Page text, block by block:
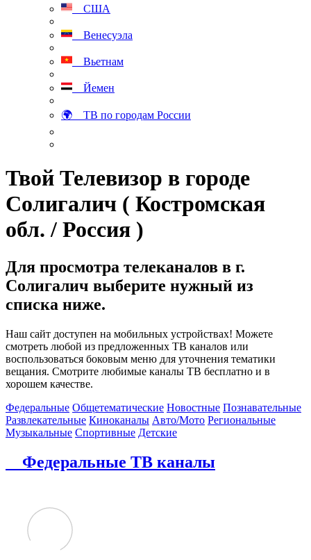
США
Венесуэла
Вьетнам
Йемен
🌍 ТВ по городам России
Твой Телевизор в городе
Солигалич ( Костромская
обл. / Россия )
Для просмотра телеканалов в г.
Солигалич выберите нужный из
списка ниже.
Наш сайт доступен на мобильных устройствах! Можете
смотреть любой из предложенных ТВ каналов или
воспользоваться боковым меню для уточнения тематики
вещания. Смотрите любимые каналы ТВ бесплатно и в
хорошем качестве.
Федеральные Общетематические Новостные Познавательные
Развлекательные Киноканалы Авто/Мото Региональные
Музыкальные Спортивные Детские
Федеральные ТВ каналы